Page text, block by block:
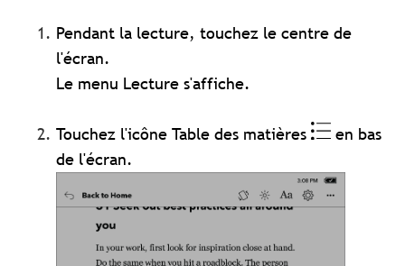
Pendant la lecture, touchez le centre de
l'écran.
Le menu Lecture s'affiche.
Touchez l'icône Table des matières
en bas
de l'écran.